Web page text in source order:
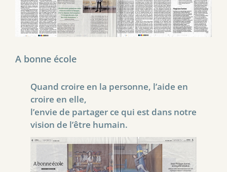
A bonne école
Quand croire en la personne, l’aide en
croire en elle,
l’envie de partager ce qui est dans notre
vision de l’être humain.